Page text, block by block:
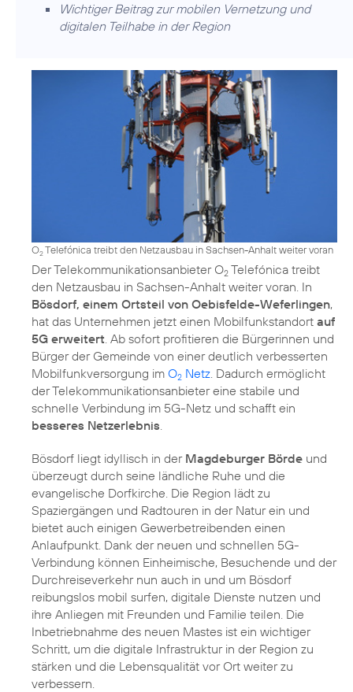
Wichtiger Beitrag zur mobilen Vernetzung und
digitalen Teilhabe in der Region
O2Telefónica treibt den Netzausbau in Sachsen-Anhalt weiter voran
Der Telekommunikationsanbieter O2 Telefónica treibt
den Netzausbau in Sachsen-Anhalt weiter voran. In
Bösdorf, einem Ortsteil von Oebisfelde-Weferlingen,
hat das Unternehmen jetzt einen Mobilfunkstandort auf
5G erweitert . Ab sofort profitieren die Bürgerinnen und
Bürger der Gemeinde von einer deutlich verbesserten
Mobilfunkversorgung im O2 Netz . Dadurch ermöglicht
der Telekommunikationsanbieter eine stabile und
schnelle Verbindung im 5G-Netz und schafft ein
besseres Netzerlebnis
Bösdorf liegt idyllisch in der Magdeburger Börde und
überzeugt durch seine ländliche Ruhe und die
evangelische Dorfkirche. Die Region lädt zu
Spaziergängen und Radtouren in der Natur ein und
bietet auch einigen Gewerbetreibenden einen
Anlaufpunkt. Dank der neuen und schnellen 5G-
Verbindung können Einheimische, Besuchende und der
Durchreiseverkehr nun auch in und um Bösdorf
reibungslos mobil surfen, digitale Dienste nutzen und
ihre Anliegen mit Freunden und Familie teilen. Die
Inbetriebnahme des neuen Mastes ist ein wichtiger
Schritt, um die digitale Infrastruktur in der Region zu
stärken und die Lebensqualität vor Ort weiter zu
verbessern.